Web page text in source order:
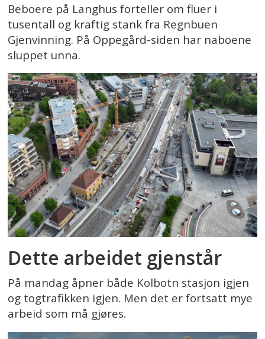
Beboere på Langhus forteller om fluer i
tusentall og kraftig stank fra Regnbuen
Gjenvinning. På Oppegård-siden har naboene
sluppet unna.
Dette arbeidet gjenstår
På mandag åpner både Kolbotn stasjon igjen
og togtrafikken igjen. Men det er fortsatt mye
arbeid som må gjøres.